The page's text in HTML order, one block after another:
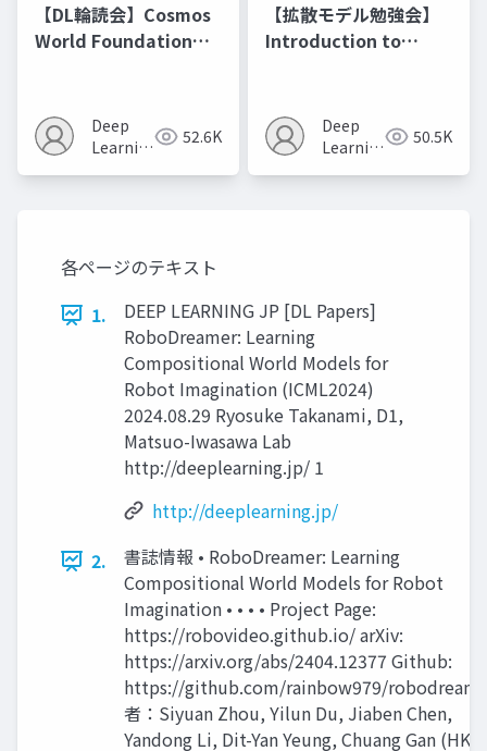
【DL輪読会】Cosmos
World Foundation
Deep
Learning
52.6K
【拡散モデル勉強会】
Introduction to
Deep
Learning
50.5K
各ページのテキスト
1.
DEEP LEARNING JP [DL Papers]
RoboDreamer: Learning
Compositional World Models for
Robot Imagination (ICML2024)
2024.08.29 Ryosuke Takanami, D1,
Matsuo-Iwasawa Lab
http://deeplearning.jp/ 1
http://deeplearning.jp/
2.
書誌情報 • RoboDreamer: Learning
Compositional World Models for Robot
Imagination • • • • Project Page:
https://robovideo.github.io/ arXiv:
https://arxiv.org/abs/2404.12377 Github:
https://github.com/rainbow979/
者：Siyuan Zhou, Yilun Du, Jiaben Chen,
Yandong Li, Dit-Yan Yeung, Chuang Gan